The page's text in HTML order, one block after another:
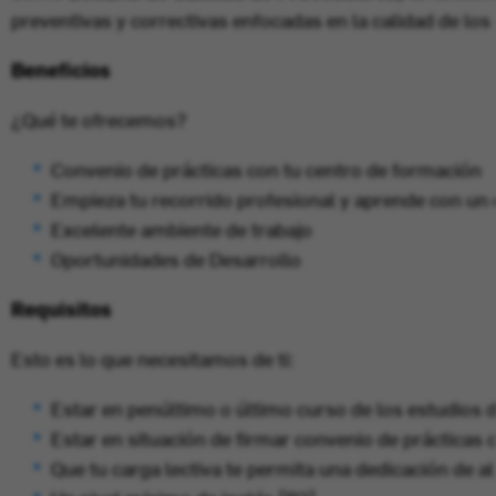
preventivas y correctivas enfocadas en la calidad de
Beneficios
¿Qué te ofrecemos?
Convenio de prácticas con tu centro de formación
Empieza tu recorrido profesional y aprende con
Excelente ambiente de trabajo
Oportunidades de Desarrollo
Requisitos
Esto es lo que necesitamos de ti:
Estar en penúltimo o último curso de los estudios
Estar en situación de firmar convenio de
Que tu carga lectiva te permita una dedicación de